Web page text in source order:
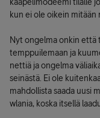
kun ei ole oikein mitään
Nyt ongelma onkin että
temppuilemaan ja
nettiä ja ongelma
seinästä. Ei ole
mahdollista saada uusi
wlania, koska itsellä